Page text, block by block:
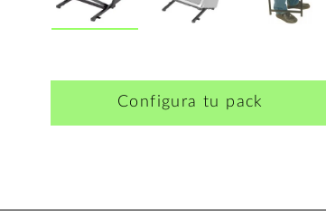
Configura tu pack